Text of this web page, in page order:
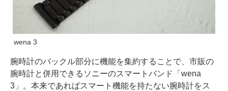
wena 3
腕時計のバックル部分に機能を集約することで、市販の
腕時計と併用できるソニーのスマートバンド「wena
3」。本来であればスマート機能を持たない腕時計をス